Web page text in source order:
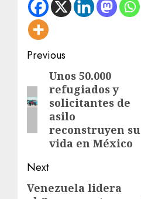
Post
navigation
Previous
Previous
post:
Unos 50.000
refugiados y
solicitantes de
asilo
reconstruyen su
vida en México
Next
Next
Venezuela lidera